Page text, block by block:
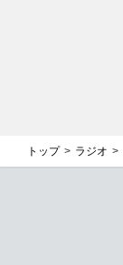
トップ ラジオ